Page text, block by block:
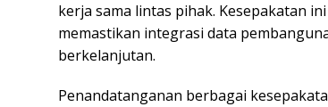
kerja sama lintas pihak. Kesepakatan
memastikan integrasi data
berkelanjutan.
Penandatanganan berbagai